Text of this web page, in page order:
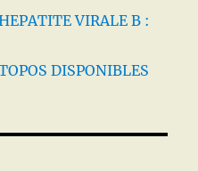
VIRALE B :
DISPONIBLES